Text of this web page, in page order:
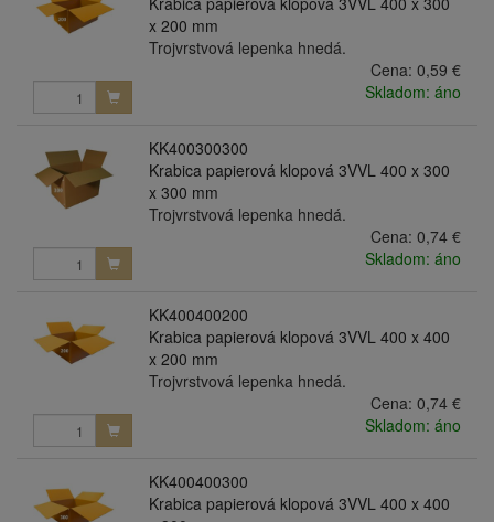
x 200 mm
Trojvrstvová lepenka hnedá.
Cena: 0,59 €
Skladom: áno
KK400300300
Krabica papierová klopová 3VVL 400 x 300
x 300 mm
Trojvrstvová lepenka hnedá.
Cena: 0,74 €
Skladom: áno
KK400400200
Krabica papierová klopová 3VVL 400 x 400
x 200 mm
Trojvrstvová lepenka hnedá.
Cena: 0,74 €
Skladom: áno
KK400400300
Krabica papierová klopová 3VVL 400 x 400